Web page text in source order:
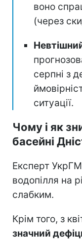
воно
(через
серпні з
ситуації.
Чому і як
басейні
Експерт
водопілля на
слабким.
Крім того, з
значний